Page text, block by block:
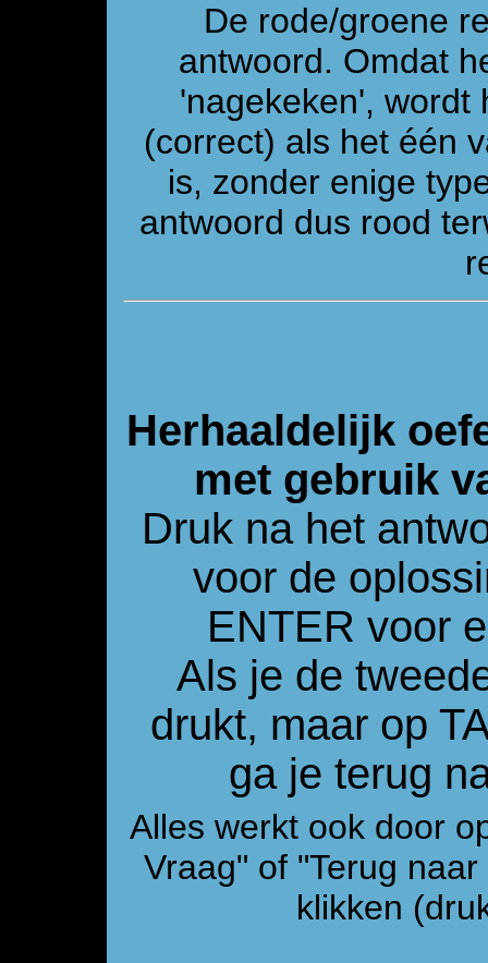
De rode/groene
antwoord. Omdat
'nagekeken', wordt
(correct) als het één
is, zonder enige
antwoord dus rood
Herhaaldelijk
met gebruik
Druk na het
voor de
ENTER voor
Als je de
drukt, maar op
ga je terug
Alles werkt ook door
Vraag" of "Terug
klikken